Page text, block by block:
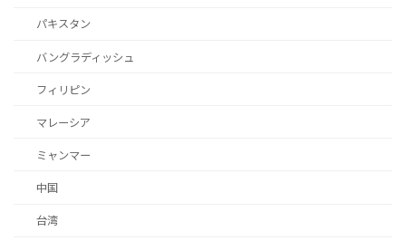
パキスタン
バングラディッシュ
フィリピン
マレーシア
ミャンマー
中国
台湾